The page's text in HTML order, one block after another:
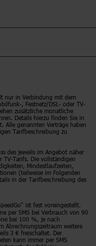
nur in Verbindung mit dem
, Festnetz/DSL- oder TV-
zusätzliche monatliche
Details hierzu finden Sie in
Alle genannten Verträge haben
Tarifbeschreibung zu
des jeweils im Angebot näher
TV-Tarifs. Die vollständigen
Mindestlaufzeiten,
(teilweise im Folgenden
in der Tarifbeschreibung des
ist fest voreingestellt.
per SMS bei Verbrauch von 90
bei 100 %, je nach
Abrechnungszeitraum weitere
3 € freischaltet. Der
kann immer per SMS